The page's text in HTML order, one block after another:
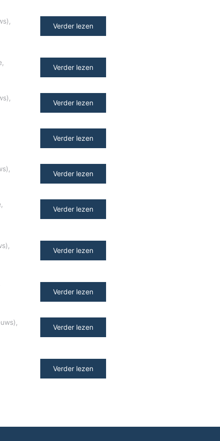
,
Verder lezen
,
Verder lezen
,
Verder lezen
Verder lezen
,
Verder lezen
,
Verder lezen
,
Verder lezen
Verder lezen
,
Verder lezen
Verder lezen